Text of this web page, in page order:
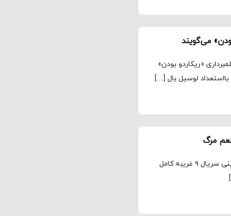
می‌گویند
«ریکاردو بودن»
مجله نماوا، نغمه خدابخش مینی سریال ۹ غریبه کامل مینی سریال ۹ غریبه کامل